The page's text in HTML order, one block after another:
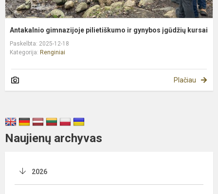
Antakalnio gimnazijoje pilietiškumo ir gynybos įgūdžių kursai
Paskelbta: 2025-12-18
Kategorija: Renginiai
Plačiau
Naujienų archyvas
2026